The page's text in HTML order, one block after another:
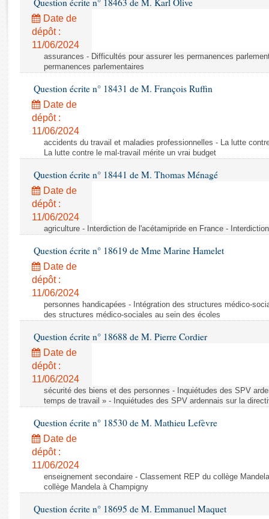
Rapports d'enquête
Rapports législatifs
Rapports sur l'application des lois
Baromètre de l’application des lois
Budget et sécurité sociale
Questions écrites et orales
Comptes rendus des débats
Question écrite n° 18463 de M. Karl Olive
Date de
dépôt :
11/06/2024
assurances - Difficultés pour assurer les permanences
permanences parlementaires
Question écrite n° 18431 de M. François Ruffin
Date de
dépôt :
11/06/2024
accidents du travail et maladies professionnelles - La lutte
La lutte contre le mal-travail mérite un vrai budget
Question écrite n° 18441 de M. Thomas Ménagé
Date de
dépôt :
11/06/2024
agriculture - Interdiction de l'acétamipride en France -
Question écrite n° 18619 de Mme Marine Hamelet
Date de
dépôt :
11/06/2024
personnes handicapées - Intégration des structures médico-
des structures médico-sociales au sein des écoles
Question écrite n° 18688 de M. Pierre Cordier
Date de
dépôt :
11/06/2024
sécurité des biens et des personnes - Inquiétudes des SPV
temps de travail » - Inquiétudes des SPV ardennais sur la
Question écrite n° 18530 de M. Mathieu Lefèvre
Date de
dépôt :
11/06/2024
enseignement secondaire - Classement REP du collège
collège Mandela à Champigny
Question écrite n° 18695 de M. Emmanuel Maquet